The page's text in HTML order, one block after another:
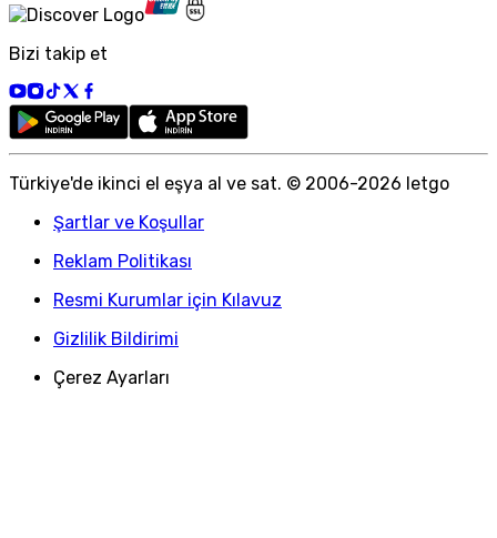
Bizi takip et
Türkiye'de ikinci el eşya al ve sat. © 2006-2026 letgo
Şartlar ve Koşullar
Reklam Politikası
Resmi Kurumlar için Kılavuz
Gizlilik Bildirimi
Çerez Ayarları